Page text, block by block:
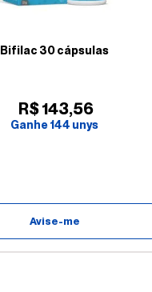
Bifilac 30 cápsulas
R$143,56
Ganhe144 unys
Avise-me